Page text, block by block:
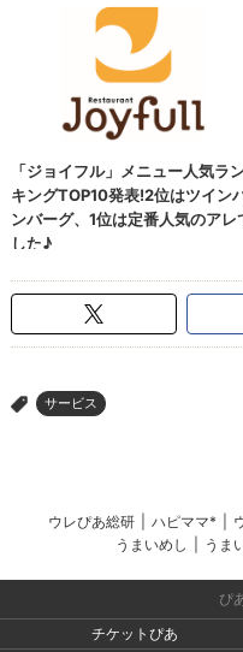
> サービス
ウレぴあ総研 ハピママ*
うまいめし
うま
ぴ
チケットぴあ